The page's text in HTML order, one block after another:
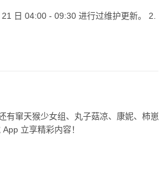
日 04:00 - 09:30 进行过维护更新。 2.
有窜天猴少女组、丸子菇凉、康妮、柿崽
立享精彩内容！